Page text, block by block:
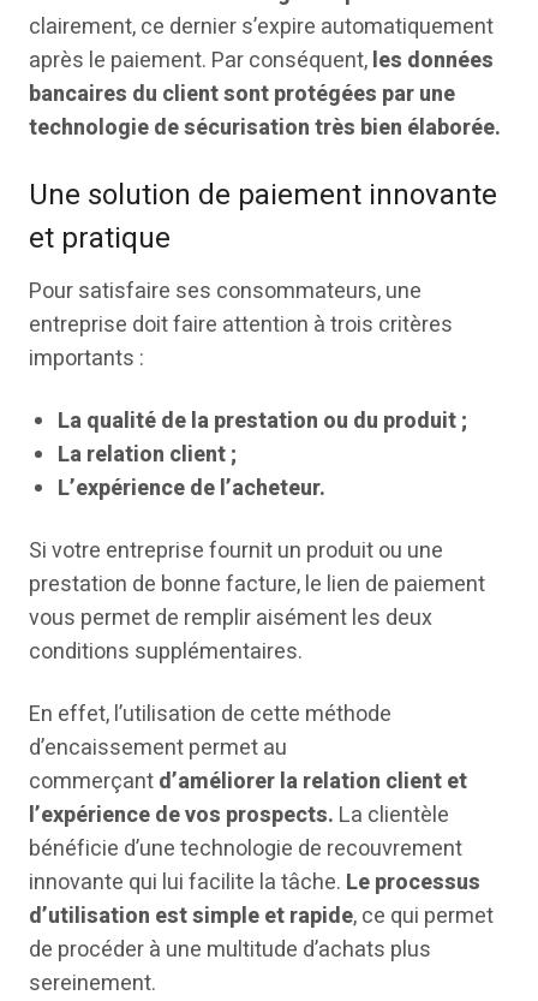
clairement, ce dernier s’expire automatiquement
après le paiement. Par conséquent,les données
bancaires du client sont protégées par une
technologie de sécurisation très bien élaborée.
Une solution de paiement innovante
et pratique
Pour satisfaire ses consommateurs, une
entreprise doit faire attention à trois critères
importants :
La qualité de la prestation ou du produit ;
La relation client ;
L’expérience de l’acheteur.
Si votre entreprise fournit un produit ou une
prestation de bonne facture, le lien de paiement
vous permet de remplir aisément les deux
conditions supplémentaires.
En effet, l’utilisation de cette méthode
d’encaissement permet au
commerçantd’améliorer la relation client et
l’expérience de vos prospects. La clientèle
bénéficie d’une technologie de recouvrement
innovante qui lui facilite la tâche. Le processus
d’utilisation est simple et rapide, ce qui permet
de procéder à une multitude d’achats plus
sereinement.